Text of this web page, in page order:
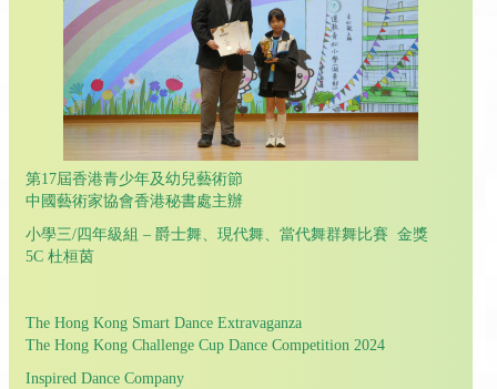
第17屆香港青少年及幼兒藝術節
中國藝術家協會香港秘書處主辦
小學三/四年級組 – 爵士舞、現代舞、當代舞群舞比賽 金獎
5C 杜桓茵
The Hong Kong Smart Dance Extravaganza
The Hong Kong Challenge Cup Dance Competition 2024
Inspired Dance Company